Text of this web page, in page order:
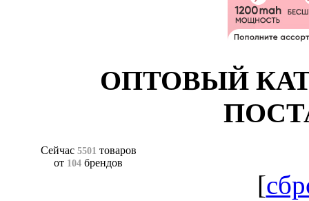
ОПТОВЫЙ
Сейчас 5501 товаров
от 104 брендов
[